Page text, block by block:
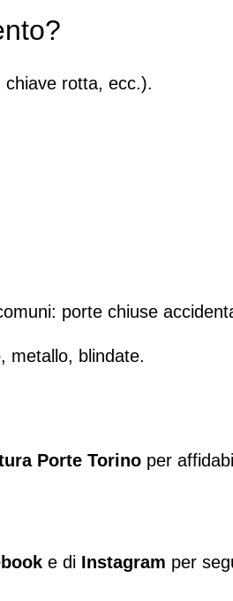
rotta, ecc.).
porte chiuse
metallo, blindate.
Porte Torino per
e di Instagram per